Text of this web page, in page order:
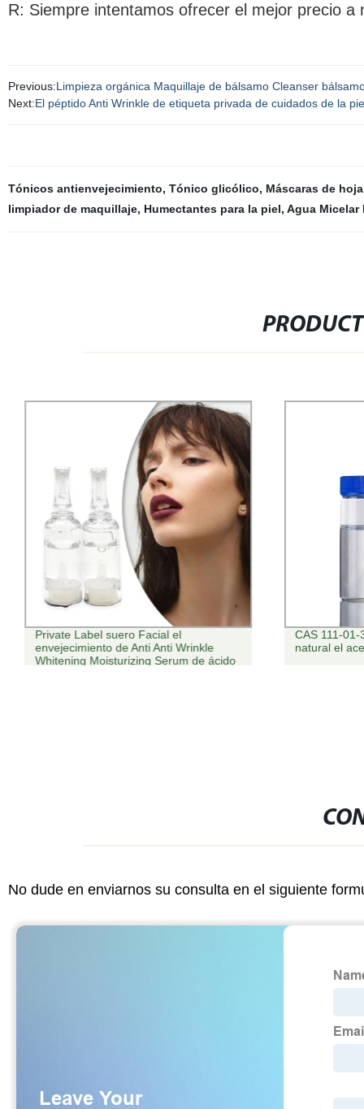
R: Siempre intentamos ofrecer el mejor precio
Previous:Limpieza orgánica Maquillaje de bálsamo Cleanser
Next:El péptido Anti Wrinkle de etiqueta privada de cuidados de la
Tónicos antienvejecimiento, Tónico glicólico, Máscaras de hoja
limpiador de maquillaje, Humectantes para la piel, Agua Micelar
Private Label suero Facial el
envejecimiento de Anti Anti Wrinkle
Whitening Moisturizing Serum de ácido
CAS 111-
natural el
No dude en enviarnos su consulta en el siguiente